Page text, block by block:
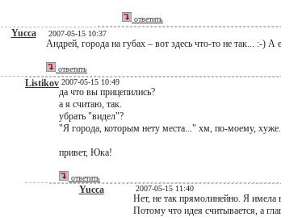
ответить
Yucca 2007-05-15 10:37
Андрей, города на губах – вот здесь что-то не так... :-) А
ответить
Listikov 2007-05-15 10:49
да что вы прицепились?
а я считаю, так.
убрать "видел"?
"Я города, которым нету места..." хм, по-моему, хуже.
привет, Юка!
ответить
Yucca 2007-05-15 11:40
Нет, не так прямолинейно. Я имела
Потому что идея считывается, а